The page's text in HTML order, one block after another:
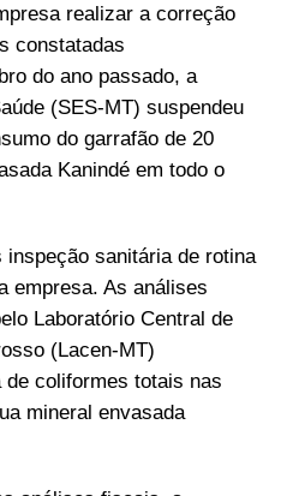
realizar a correção
constatadas
do ano passado, a
(SES-MT) suspendeu
do garrafão de 20
Kanindé em todo o
inspeção sanitária de rotina
empresa. As análises
Laboratório Central de
(Lacen-MT)
coliformes totais nas
mineral envasada